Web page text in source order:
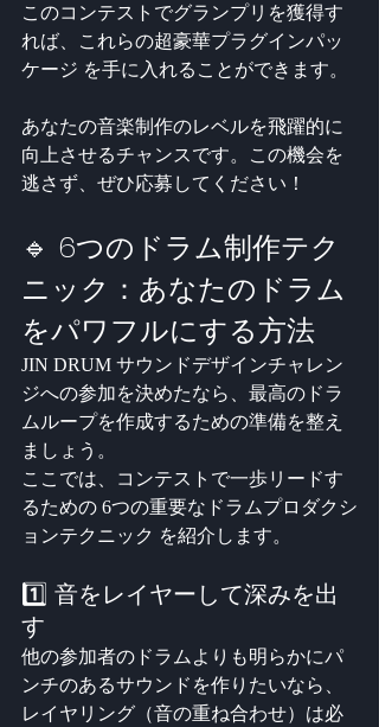
このコンテストでグランプリを獲得す
れば、これらの超豪華プラグインパッ
ケージ を手に入れることができます。
あなたの音楽制作のレベルを飛躍的に
向上させるチャンスです。この機会を
逃さず、ぜひ応募してください！
🔹 6つのドラム制作テク
ニック：あなたのドラム
をパワフルにする方法
JIN DRUM サウンドデザインチャレン
ジへの参加を決めたなら、最高のドラ
ムループを作成するための準備を整え
ましょう。
ここでは、コンテストで一歩リードす
るための 6つの重要なドラムプロダクシ
ョンテクニック を紹介します。
1️⃣ 音をレイヤーして深みを出
す
他の参加者のドラムよりも明らかにパ
ンチのあるサウンドを作りたいなら、
レイヤリング（音の重ね合わせ）は必